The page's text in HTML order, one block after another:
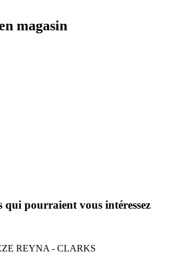
magasin
pourraient vous intéressez